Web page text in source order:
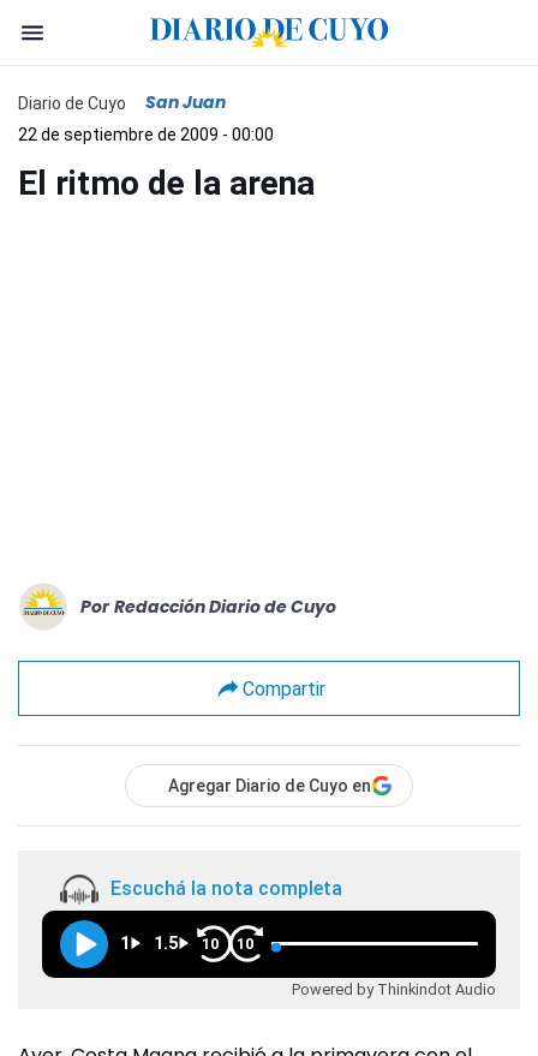
Diario de Cuyo San Juan
22 de septiembre de 2009 - 00:00
El ritmo de la arena
Por Redacción Diario de Cuyo
Compartir
Agregar Diario de Cuyo en
Escuchá la nota completa
1 1.5 10 10
Powered by Thinkindot Audio